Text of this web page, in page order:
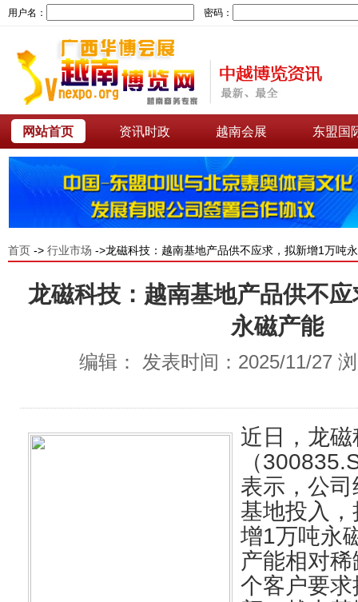
用户名： 密码：
网站首页 资讯时政 越南会展 东盟国
首页 -> 行业市场 ->龙磁科技：越南基地产品供不应求，拟新增1万吨
龙磁科技：越南基地产品供不
永磁产能
编辑： 发表时间：2025/11/27
近日， 龙
（
表示，公
基地投入
增1万吨永
产能相对
个客户要